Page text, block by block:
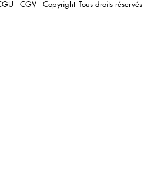
- CGV - Copyright -Tous droits réservés